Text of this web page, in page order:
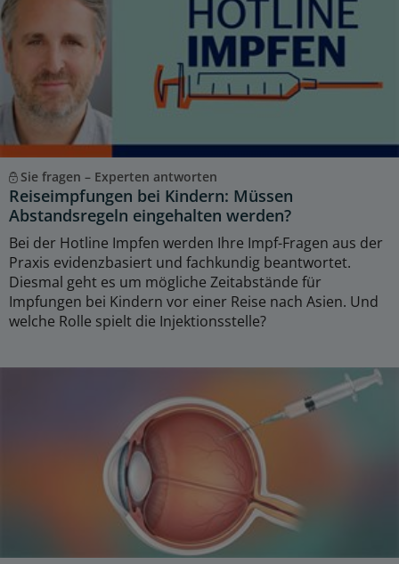
Sie fragen – Experten antworten
Reiseimpfungen bei Kindern: Müssen
Abstandsregeln eingehalten werden?
Bei der Hotline Impfen werden Ihre Impf-Fragen aus der
Praxis evidenzbasiert und fachkundig beantwortet.
Diesmal geht es um mögliche Zeitabstände für
Impfungen bei Kindern vor einer Reise nach Asien. Und
welche Rolle spielt die Injektionsstelle?